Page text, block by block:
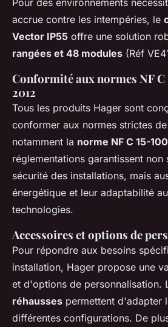
Pour des environnements
accrue contre les intempéries, le
Vector IP55 offre une solution
rangées et 48 modules (Réf
Conformité aux normes NF C
2012
Tous les produits Hager sont
conformer aux normes strictes
notamment la norme NF C 15-100
réglementations garantissent non
sécurité des installations, mais
énergétique et leur adaptabilité
technologies.
Accessoires et options de
Pour répondre aux besoins
installation, Hager propose une
et d'options de personnalisation.
réhausses permettent d'adapter
différentes configurations. De